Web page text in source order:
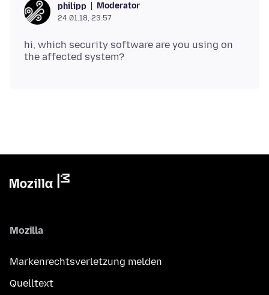
philipp Moderator
24.01.18, 23:57
hi, which security software are you using on
Mozilla
Markenrechtsverletzung melden
Quelltext